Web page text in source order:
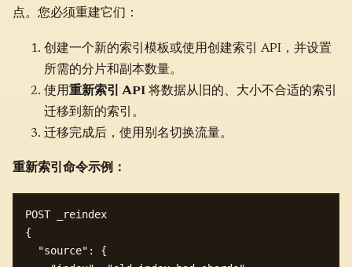
点。您必须重建它们：
创建一个新的索引模板或使用创建索引 API，并设置
所需的分片和副本数量。
使用重新索引 API 将数据从旧的、大小不合适的索引
迁移到新的索引。
迁移完成后，使用别名切换流量。
重新索引命令示例：
POST _reindex
{
  "source": {